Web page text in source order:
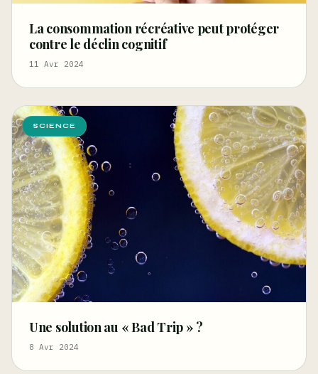
La consommation récréative peut protéger
contre le déclin cognitif
11 Avr 2024
SCIENCE
Une solution au « Bad Trip » ?
8 Avr 2024